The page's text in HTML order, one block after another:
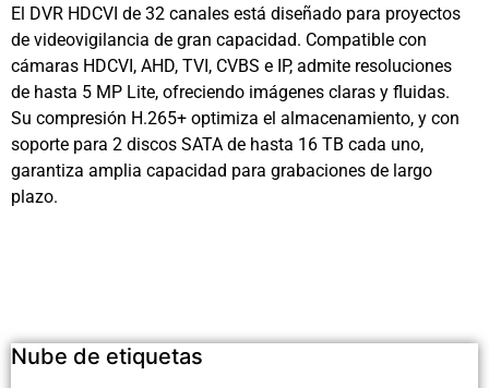
El DVR HDCVI de 32 canales está diseñado para proyectos
de videovigilancia de gran capacidad. Compatible con
cámaras HDCVI, AHD, TVI, CVBS e IP, admite resoluciones
de hasta 5 MP Lite, ofreciendo imágenes claras y fluidas.
Su compresión H.265+ optimiza el almacenamiento, y con
soporte para 2 discos SATA de hasta 16 TB cada uno,
garantiza amplia capacidad para grabaciones de largo
plazo.
Nube de etiquetas